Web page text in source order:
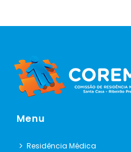
Menu
Residência Médica